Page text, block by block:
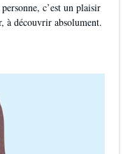
c’est un plaisir
à découvrir absolument.